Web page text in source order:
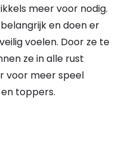
meer voor nodig.
en doen er
voelen. Door ze te
ze in alle rust
voor meer speel
toppers.